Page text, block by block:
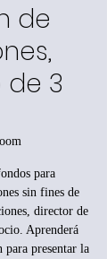
de
3
para
sin fines de
director de
Aprenderá
para presentar la